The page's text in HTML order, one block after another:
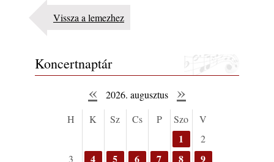
Vissza a lemezhez
Koncertnaptár
« 2026. augusztus »
H K Sz Cs P Szo V
1
2
3
4 5 6 7 8 9